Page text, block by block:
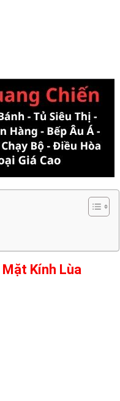
Kính Lùa